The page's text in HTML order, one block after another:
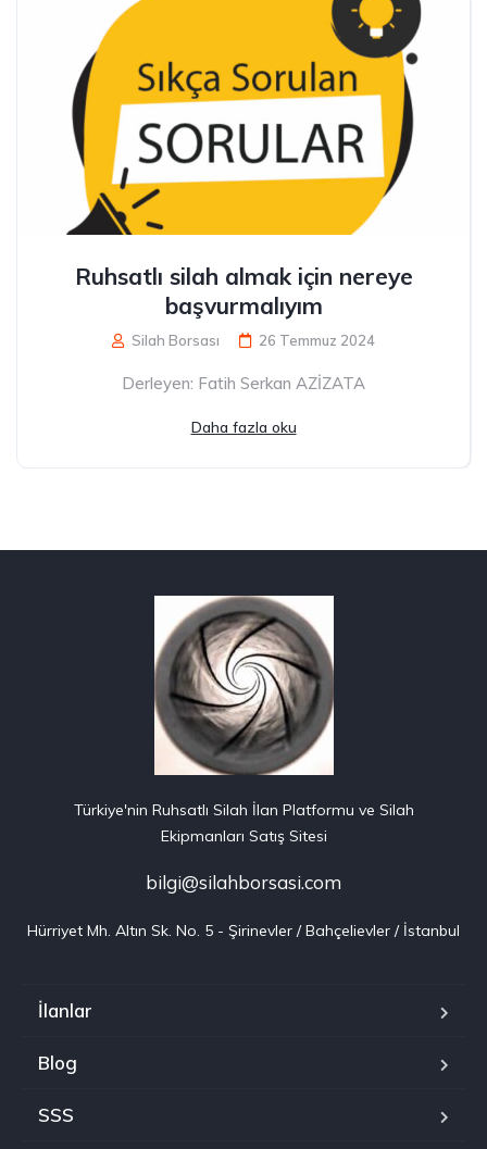
Ruhsatlı silah almak için nereye
başvurmalıyım
Silah Borsası 26 Temmuz 2024
Derleyen: Fatih Serkan AZİZATA
Daha fazla oku
Türkiye'nin Ruhsatlı Silah İlan Platformu ve Silah
Ekipmanları Satış Sitesi
bilgi@silahborsasi.com
Hürriyet Mh. Altın Sk. No. 5 - Şirinevler / Bahçelievler / İstanbul
İlanlar
Blog
SSS